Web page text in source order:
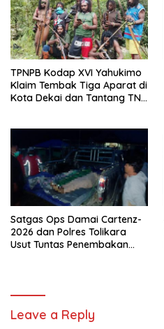
TPNPB Kodap XVI Yahukimo
Klaim Tembak Tiga Aparat di
Kota Dekai dan Tantang TNI-
Satgas Ops Damai Cartenz-
2026 dan Polres Tolikara
Usut Tuntas Penembakan
Leave a Reply